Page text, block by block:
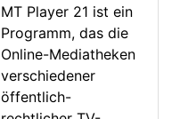
MT Player 21 ist ein
Programm, das die
Online-Mediatheken
verschiedener
öffentlich-